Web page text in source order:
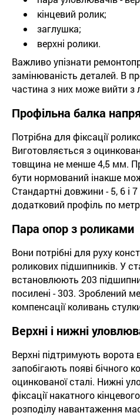
кінцевий ролик;
заглушка;
верхні ролики.
Важливо упізнати
замінюваність деталей. В
частина з них може вийти з
Профільна балка
Потрібна для фіксації
Виготовляється з
товщина не менше 4,5 мм.
бути нормований інакше
Стандартні довжини - 5, 6 і
додатковий профіль по
Пара опор з роликами
Вони потрібні для руху
роликових підшипників. У
встановлюють 203
посилені - 303. Зроблений
компенсації коливань
Верхні і нижні
Верхні підтримують
запобігають появі бічного
оцинкованої сталі. Нижні
фіксації накатного
розподілу навантаження